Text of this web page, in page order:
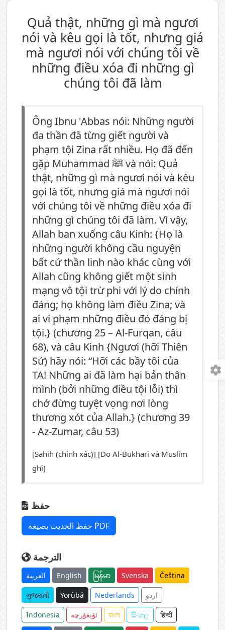
Quả thật, những gì mà ngươi
nói và kêu gọi là tốt, nhưng giá
mà ngươi nói với chúng tôi về
những điều xóa đi những gì
chúng tôi đã làm
Ông Ibnu 'Abbas nói: Những người
đa thần đã từng giết người và
phạm tội Zina rất nhiều. Họ đã đến
gặp Muhammad ﷺ và nói: Quả
thật, những gì mà ngươi nói và kêu
gọi là tốt, nhưng giá mà ngươi nói
với chúng tôi về những điều xóa đi
những gì chúng tôi đã làm. Vì vậy,
Allah ban xuống câu Kinh: {Họ là
những người không cầu nguyện
bất cứ thần linh nào khác cùng với
Allah cũng không giết một sinh
mạng vô tội trừ phi với lý do chính
đáng; họ không làm điều Zina; và
ai vi phạm những điều đó đáng bị
tội.} (chương 25 – Al-Furqan, câu
68), và câu Kinh {Ngươi (hỡi Thiên
Sứ) hãy nói: “Hỡi các bầy tôi của
TA! Những ai đã làm hại bản thân
mình (bởi những điều tội lỗi) thì
chớ đừng tuyệt vọng nơi lòng
thương xót của Allah.} (chương 39
- Az-Zumar, câu 53)
[Sahih (chính xác)] [Do Al-Bukhari và Muslim
ghi]
حفظ
حفظ الحديث بصيغة PDF
الترجمة
العربية English မြန်မာ Svenska Čeština
ગુજરાતી Yorùbá Nederlands اردو
Indonesia ئۇيغۇرچە বাংলা සිංහල हिन्दी